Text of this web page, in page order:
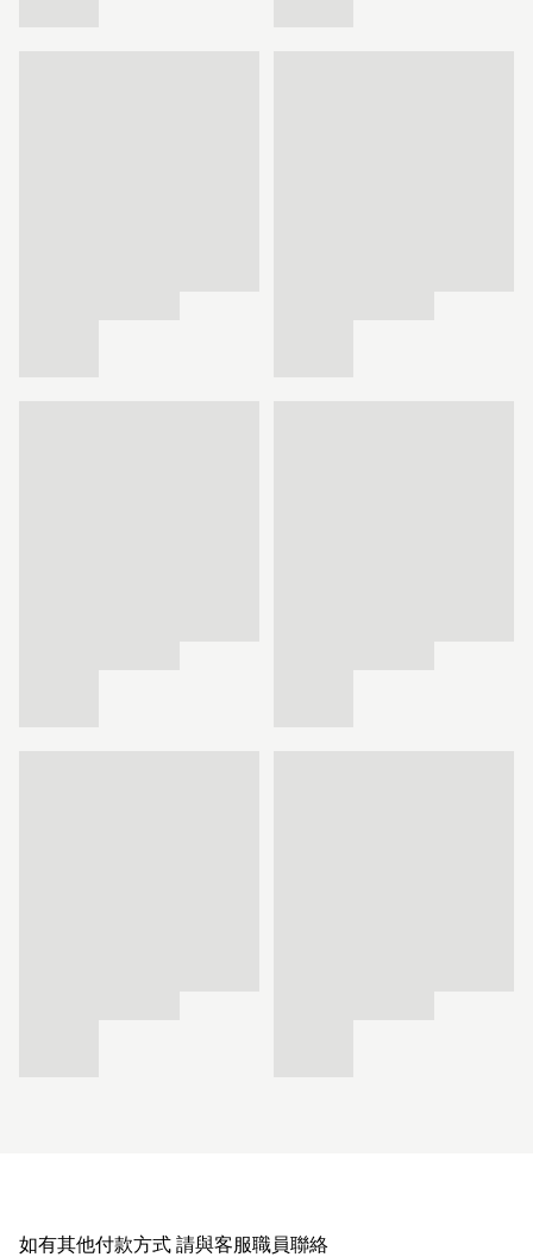
如有其他付款方式 請與客服職員聯絡